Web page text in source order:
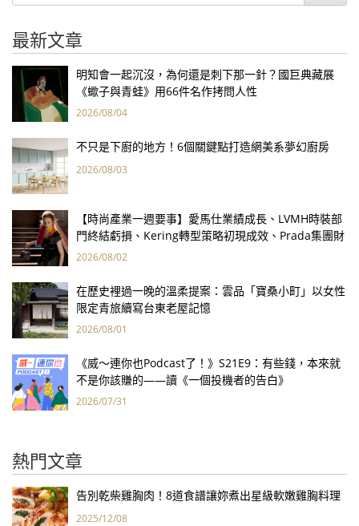
最新文章
明知會一起沉沒，為何還是刺下那一針？國巨典藏展
《蠍子與青蛙》用66件名作拷問人性
2026/08/04
不只是下廚的地方！6個關鍵點打造網美系夢幻廚房
2026/08/03
【時尚產業一週要事】愛馬仕業績成長、LVMH時裝部
門終結虧損、Kering轉型策略初現成效、Prada集團財
報亮眼
2026/08/02
在歷史裡過一晚的溫柔提案：雲品「寶桑小町」以女性
限定青旅續寫台東老屋記憶
2026/08/01
《威～連你也Podcast了！》S21E9：有些錢，本來就
不是你該賺的——讀《一個投機者的告白》
2026/07/31
熱門文章
告別乾柴雞胸肉！8道食譜讓妳煮出星級軟嫩雞胸料理
2025/12/08